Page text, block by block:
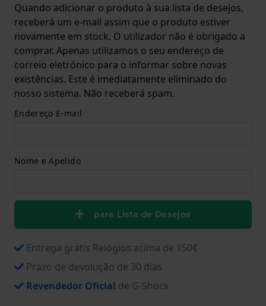
Quando adicionar o produto à sua lista de desejos,
receberá um e-mail assim que o produto estiver
novamente em stock. O utilizador não é obrigado a
comprar. Apenas utilizamos o seu endereço de
correio eletrónico para o informar sobre novas
existências. Este é imediatamente eliminado do
nosso sistema. Não receberá spam.
Endereço E-mail
Nome e Apelido
para Lista de Desejos
Entrega grátis Relógios acima de 150€
Prazo de devolução de 30 dias
Revendedor Oficial de G-Shock